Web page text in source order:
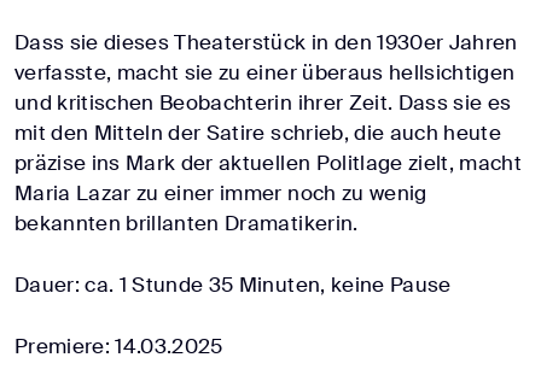
Dass sie dieses Theaterstück in den 1930er Jahren
verfasste, macht sie zu einer überaus hellsichtigen
und kritischen Beobachterin ihrer Zeit. Dass sie es
mit den Mitteln der Satire schrieb, die auch heute
präzise ins Mark der aktuellen Politlage zielt, macht
Maria Lazar zu einer immer noch zu wenig
bekannten brillanten Dramatikerin.
Dauer: ca. 1 Stunde 35 Minuten, keine Pause
Premiere: 14.03.2025